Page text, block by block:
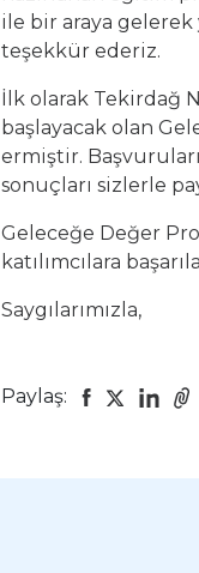
ile bir araya
teşekkür ederiz.
İlk olarak Tekirdağ
başlayacak olan
ermiştir.
sonuçları sizlerle
Geleceğe Değer
katılımcılara
Saygılarımızla,
Paylaş: